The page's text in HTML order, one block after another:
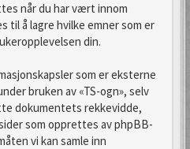
når du har vært innom
til å lagre hvilke emner som er
din.
som er eksterne
bruken av «TS-ogn», selv
dokumentets rekkevidde,
som opprettes av phpBB-
vi kan samle inn